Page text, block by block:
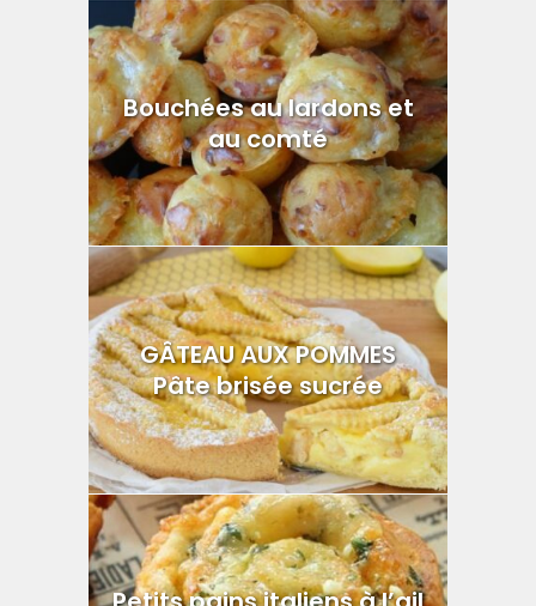
Bouchées au lardons et
au comté
GÂTEAU AUX POMMES
Pâte brisée sucrée